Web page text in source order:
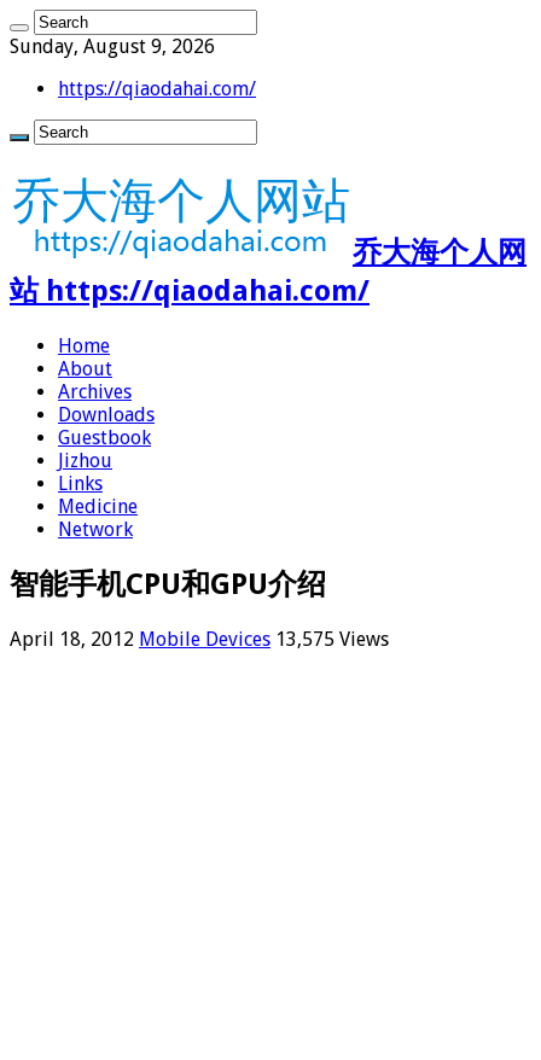
Sunday, August 9, 2026
https://qiaodahai.com/
乔大海个人网
站 https://qiaodahai.com/
Home
About
Archives
Downloads
Guestbook
Jizhou
Links
Medicine
Network
智能手机CPU和GPU介绍
April 18, 2012 Mobile Devices 13,575 Views